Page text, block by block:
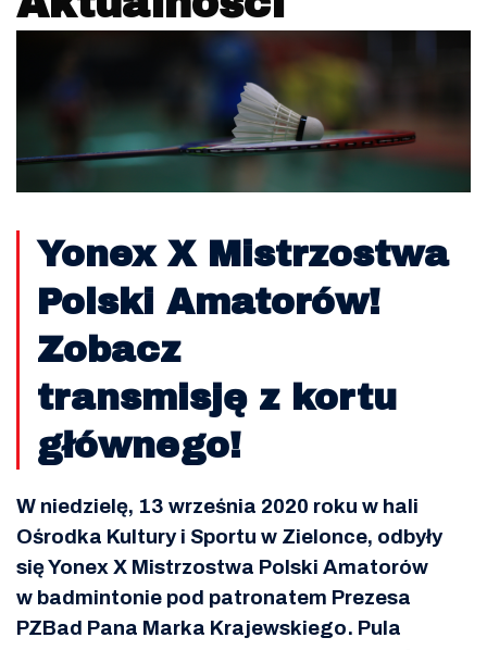
Yonex X Mistrzostwa
Polski Amatorów!
Zobacz
transmisję z kortu
głównego!
W niedzielę, 13 września 2020 roku w hali
Ośrodka Kultury i Sportu w Zielonce, odbyły
się Yonex X Mistrzostwa Polski Amatorów
w badmintonie pod patronatem Prezesa
PZBad Pana Marka Krajewskiego. Pula